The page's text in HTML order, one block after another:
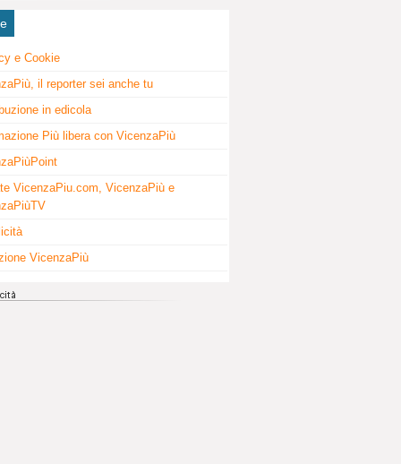
e Cookie
il reporter sei anche tu
in edicola
Più libera con VicenzaPiù
VicenzaPiu.com, VicenzaPiù e
VicenzaPiù